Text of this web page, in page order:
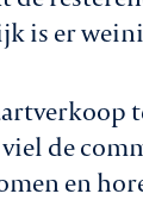
is er
de
en